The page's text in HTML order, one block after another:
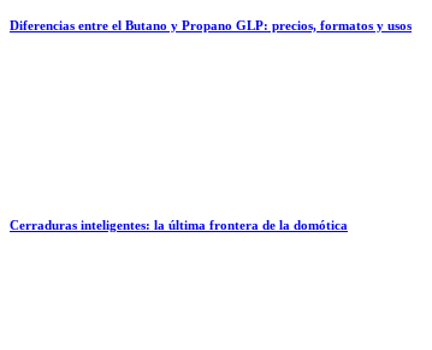
Diferencias entre el Butano y Propano GLP: precios, formatos y usos
Cerraduras inteligentes: la última frontera de la domótica